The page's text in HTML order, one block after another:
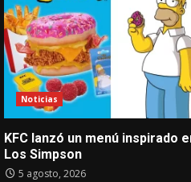
Noticias
KFC lanzó un menú inspirado
Los Simpson
5 agosto, 2026